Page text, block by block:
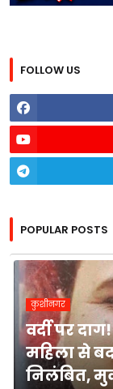
FOLLOW US
POPULAR POSTS
कुशीनगर
वर्दी पर
महिला से
निलंबित,